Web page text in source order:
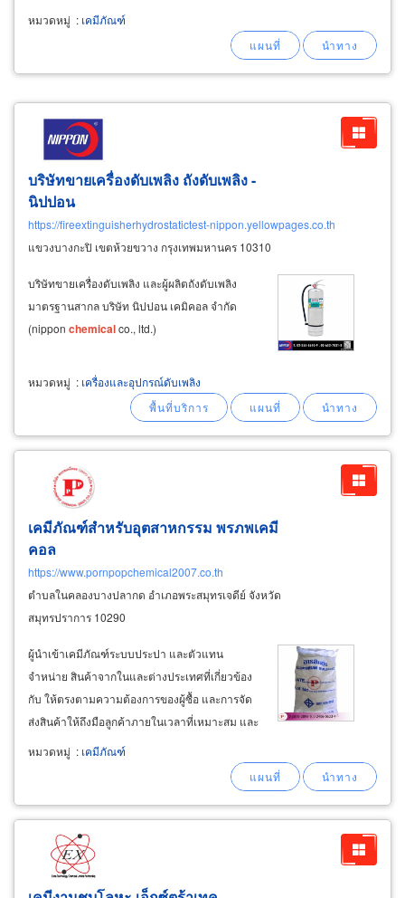
ช่วยทอผ้า / เส้นด้าย ทำดินน้ำมัน ดินสอเทียน และ
หมวดหมู่ : เคมีภัณฑ์
บริษัทขายเครื่องดับเพลิง ถังดับเพลิง -
นิปปอน
https://fireextinguisherhydrostatictest-nippon.yellowpages.co.th
แขวงบางกะปิ เขตห้วยขวาง กรุงเทพมหานคร 10310
บริษัทขายเครื่องดับเพลิง และผู้ผลิตถังดับเพลิง
มาตรฐานสากล บริษัท นิปปอน เคมิคอล จำกัด
(nippon chemicalco., ltd.)
หมวดหมู่ : เครื่องและอุปกรณ์ดับเพลิง
เคมีภัณฑ์สำหรับอุตสาหกรรม พรภพเคมี
คอล
https://www.pornpopchemical2007.co.th
ตำบลในคลองบางปลากด อำเภอพระสมุทรเจดีย์ จังหวัด
สมุทรปราการ 10290
ผู้นำเข้าเคมีภัณฑ์ระบบประปา และตัวแทน
จำหน่าย สินค้าจากในและต่างประเทศที่เกี่ยวข้อง
กับ ให้ตรงตามความต้องการของผู้ซื้อ และการจัด
ส่งสินค้าให้ถึงมือลูกค้าภายในเวลาที่เหมาะสม และ
ยินดีให้คำปรึกษาและบริการแก้ปัญหาต่างๆ ทาง
ด้านเคมี อุปกรณ์ประปาและน้ำดื่ม เคมีภัณฑ์ปรับ
สภาพความเป็นด่างในน้ำ สำหรับตกตะกอนใน
ระบบประปา
หมวดหมู่ : เคมีภัณฑ์